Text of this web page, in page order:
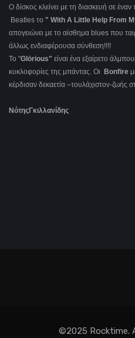
Ο δίσκος κλείνει με τη διασκευή σε
Beatles το " With A Little Help From
απογειώνει με το αίσθημα blues που
άλλως ενδιαφέρουσα σύνθεση!!!!
Το "Glörious" είναι ένα εξαίρετο
κυκλοφορίες της μπάντας. Οι
Bonfire
κέρδισαν δεκαετία –τουλάχιστον-ζωής
ΝότηςΓκιλλανίδης
©2025 Rocktime.